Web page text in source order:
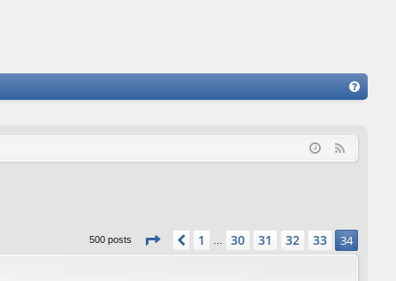
Q
500 posts Page 34 of 34
Previous
1 … 30 31 32 33 34